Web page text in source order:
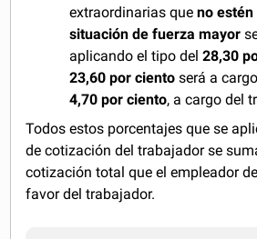
extraordinarias queno
situación de fuerza mayor
aplicando el tipo del28,30
23,60 por cientoserá a
4,70 por ciento, a cargo del
Todos estos porcentajes que se
de cotización del trabajador se
cotización total que el empleador
favor del trabajador.